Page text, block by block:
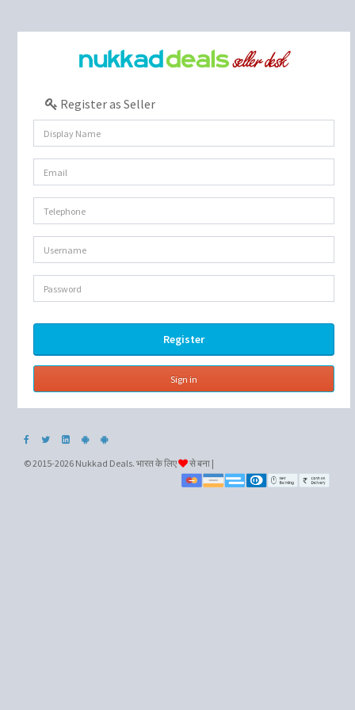
Register as Seller
© 2015-2026 Nukkad Deals. भारत के लिए से बना |